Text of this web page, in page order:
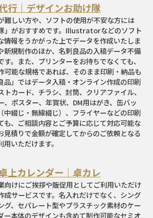
行｜デザインお助け隊
難しい方や、ソフトの使用が不安な方には
」がおすすめです。Illustratorなどのソフト
情報をうかがった上でデータを作成いたしま
新規制作のほか、名刺良品の入稿データ不備
。また、プリンターをお持ちでなくても、
可能な規格であれば、そのまま印刷・納品も
品」ではデータ入稿・オンライン作成の印刷
トカード、チラシ、封筒、クリアファイル、
、ポスター、年賀状、DM用はがき、缶バッ
中綴じ・無線綴じ）、フライヤーなどの印刷
も、ご相談内容とご予算に応じて対応可能な
見積りで金額が確定してからのご依頼となる
いただけます。
上カレンダー｜卓カレ
向けにご挨拶や販促用としてご利用いただけ
成サービスです。名入れだけでなく、シング
グ、セパレート型やプラスチック素材のケー
ー本体のデザインも含めて制作可能なセミオ